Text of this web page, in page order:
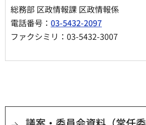
総務部 区政情報課 区政情報係
電話番号： 03-5432-2097
ファクシミリ：03-5432-3007